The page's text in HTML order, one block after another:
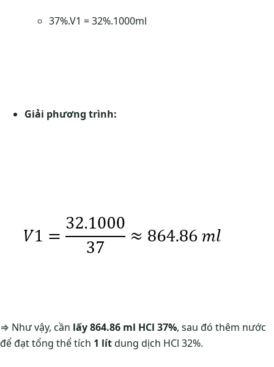
37%.V1 = 32%.1000ml
Giải phương trình:
⇒ Như vậy, cần lấy 864.86 ml HCl 37%, sau đó thêm nước
để đạt tổng thể tích 1 lítdung dịch HCl 32%.